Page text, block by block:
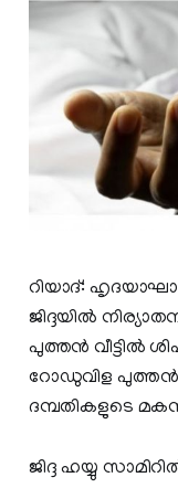
റിയാദ്:
ജിദ്ദയില്‍
പുത്തൻ വീട്ടില്‍
റോഡുവിള
ദമ്പതികളുടെ
ജിദ്ദ ഹയ്യു